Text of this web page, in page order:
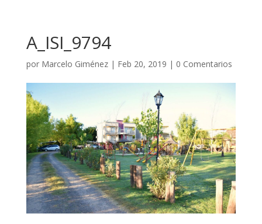
A_ISI_9794
por Marcelo Giménez| Feb 20, 2019 | 0 Comentarios